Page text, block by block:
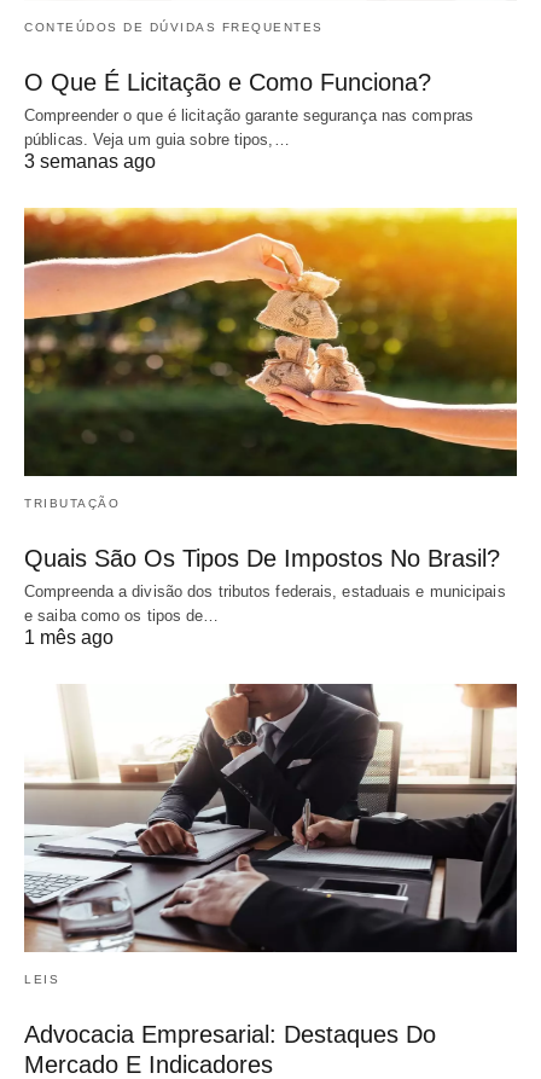
CONTEÚDOS DE DÚVIDAS FREQUENTES
O Que É Licitação e Como Funciona?
Compreender o que é licitação garante segurança nas compras
públicas. Veja um guia sobre tipos,…
3 semanas ago
TRIBUTAÇÃO
Quais São Os Tipos De Impostos No Brasil?
Compreenda a divisão dos tributos federais, estaduais e municipais
e saiba como os tipos de…
1 mês ago
LEIS
Advocacia Empresarial: Destaques Do
Mercado E Indicadores